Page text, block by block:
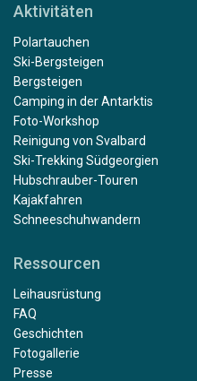
Aktivitäten
Polartauchen
Ski-Bergsteigen
Bergsteigen
Camping in der Antarktis
Foto-Workshop
Reinigung von Svalbard
Ski-Trekking Südgeorgien
Hubschrauber-Touren
Kajakfahren
Schneeschuhwandern
Ressourcen
Leihausrüstung
FAQ
Geschichten
Fotogallerie
Presse